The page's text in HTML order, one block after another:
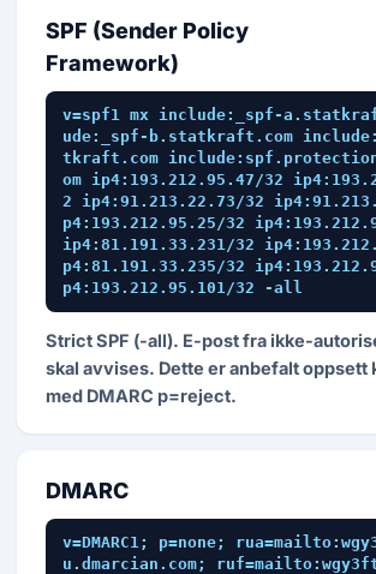
SPF (Sender Policy
Framework)
v=spf1 mx include:_spf-
ude:_spf-b.statkraft.com
tkraft.com
om ip4:193.212.95.47/32
2 ip4:91.213.22.73/32
p4:193.212.95.25/32
ip4:81.191.33.231/32
p4:81.191.33.235/32
p4:193.212.95.101/32 -all
Strict SPF (-all). E-post fra ikke-
skal avvises. Dette er anbefalt oppsett
med DMARC p=reject.
DMARC
v=DMARC1; p=none;
u.dmarcian.com;